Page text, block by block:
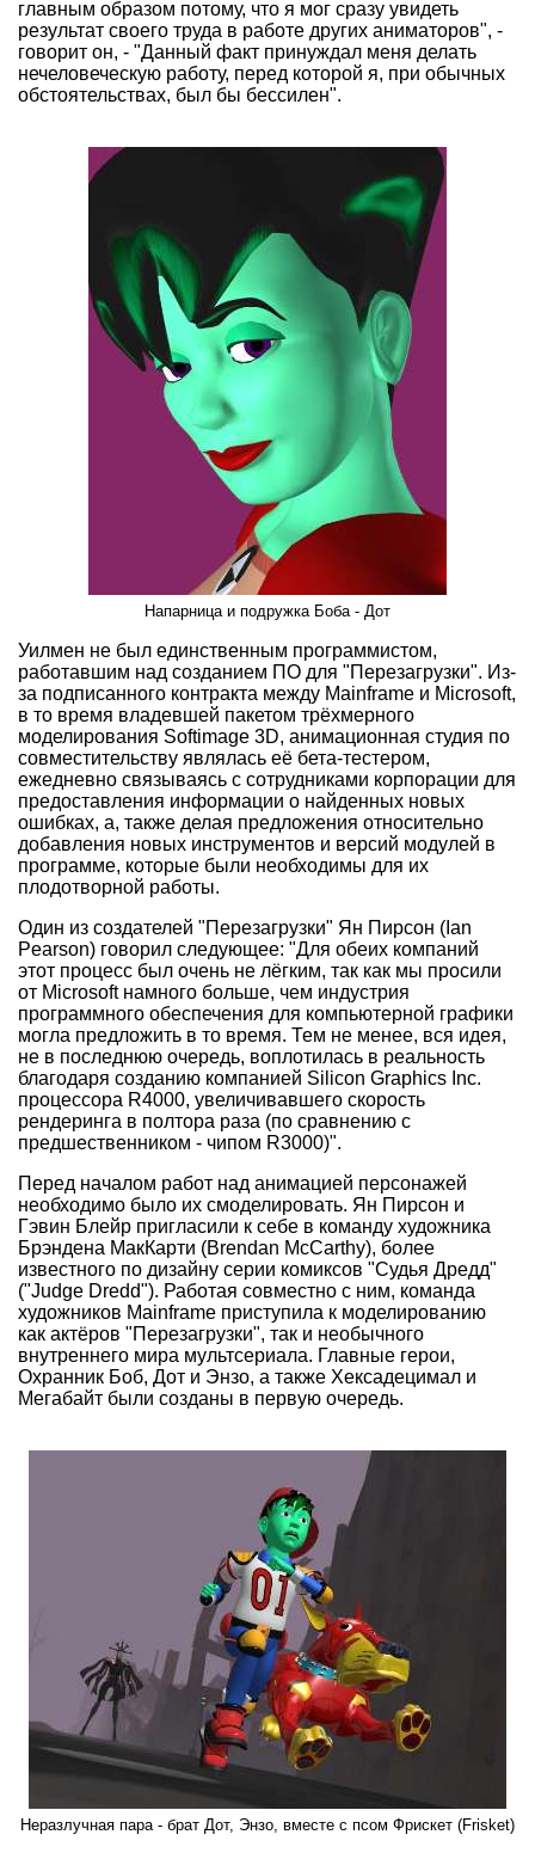
главным образом потому, что я мог сразу увидеть
результат своего труда в работе других аниматоров", -
говорит он, - "Данный факт принуждал меня делать
нечеловеческую работу, перед которой я, при обычных
обстоятельствах, был бы бессилен".
Напарница и подружка Боба - Дот
Уилмен не был единственным программистом,
работавшим над созданием ПО для "Перезагрузки". Из-
за подписанного контракта между Mainframe и Microsoft,
в то время владевшей пакетом трёхмерного
моделирования Softimage 3D, анимационная студия по
совместительству являлась её бета-тестером,
ежедневно связываясь с сотрудниками корпорации для
предоставления информации о найденных новых
ошибках, а, также делая предложения относительно
добавления новых инструментов и версий модулей в
программе, которые были необходимы для их
плодотворной работы.
Один из создателей "Перезагрузки" Ян Пирсон (Ian
Pearson) говорил следующее: "Для обеих компаний
этот процесс был очень не лёгким, так как мы просили
от Microsoft намного больше, чем индустрия
программного обеспечения для компьютерной графики
могла предложить в то время. Тем не менее, вся идея,
не в последнюю очередь, воплотилась в реальность
благодаря созданию компанией Silicon Graphics Inc.
процессора R4000, увеличивавшего скорость
рендеринга в полтора раза (по сравнению с
предшественником - чипом R3000)".
Перед началом работ над анимацией персонажей
необходимо было их смоделировать. Ян Пирсон и
Гэвин Блейр пригласили к себе в команду художника
Брэндена МакКарти (Brendan McCarthy), более
известного по дизайну серии комиксов "Судья Дредд"
("Judge Dredd"). Работая совместно с ним, команда
художников Mainframe приступила к моделированию
как актёров "Перезагрузки", так и необычного
внутреннего мира мультсериала. Главные герои,
Охранник Боб, Дот и Энзо, а также Хексадецимал и
Мегабайт были созданы в первую очередь.
Неразлучная пара - брат Дот, Энзо, вместе с псом Фрискет (Frisket)